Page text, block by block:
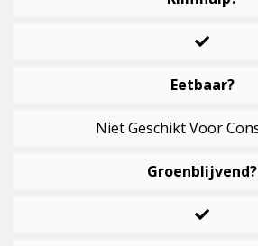
Eetbaar?
Niet Geschikt Voor
Groenblijvend?